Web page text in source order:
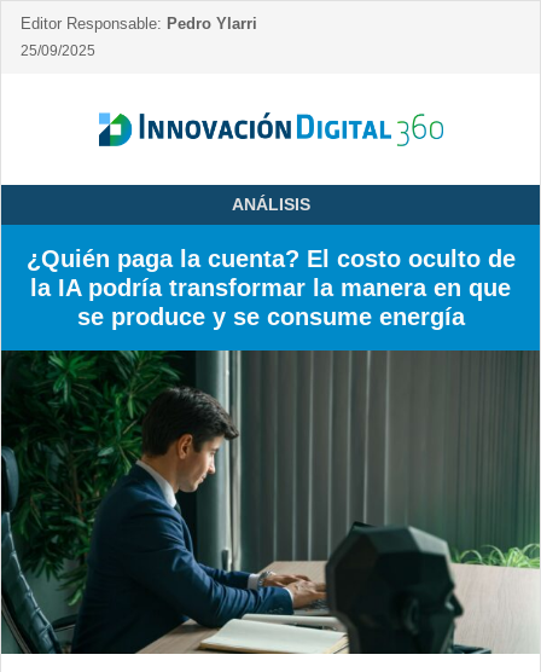
Editor Responsable: Pedro Ylarri
25/09/2025
ANÁLISIS
¿Quién paga la cuenta? El costo oculto de
la IA podría transformar la manera en que
se produce y se consume energía